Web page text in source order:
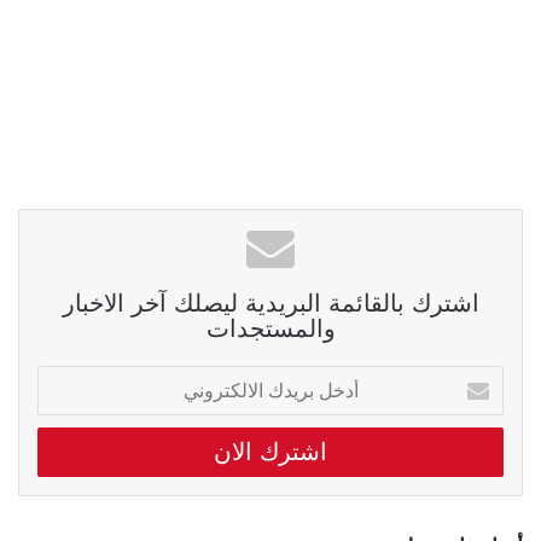
اشترك بالقائمة البريدية ليصلك آخر الاخبار
والمستجدات
أدخل
بريدك
الالكتروني